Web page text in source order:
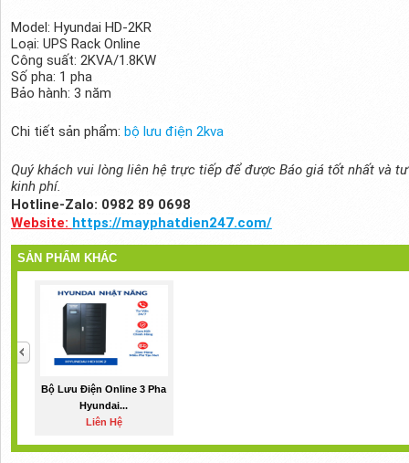
Model: Hyundai HD-2KR
Loại: UPS Rack Online
Công suất: 2KVA/1.8KW
Số pha: 1 pha
Bảo hành: 3 năm
Chi tiết sản phẩm: bộ lưu điện 2kva
Quý khách vui lòng liên hệ trực tiếp để được Báo giá tốt nhất và
kinh phí.
Hotline-Zalo: 0982 89 0698
Website: https://mayphatdien247.com/
SẢN PHẨM KHÁC
Bộ Lưu Điện Online 3 Pha
Hyundai...
Liên Hệ